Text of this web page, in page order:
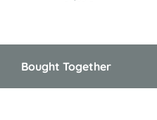
Bought Together